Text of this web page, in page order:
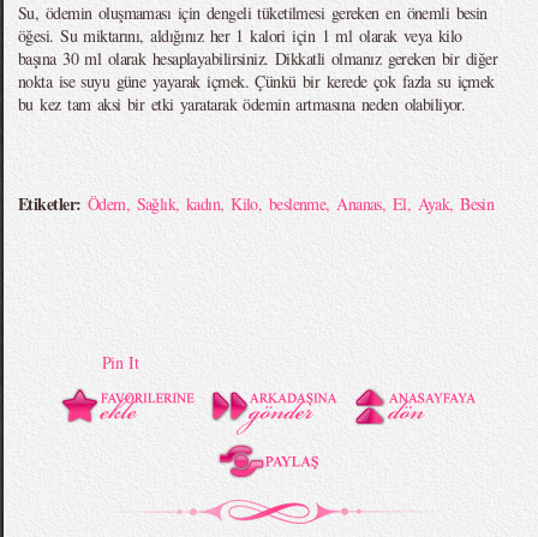
Su, ödemin oluşmaması için dengeli tüketilmesi gereken en önemli besin
öğesi. Su miktarını, aldığınız her 1 kalori için 1 ml olarak veya kilo
başına 30 ml olarak hesaplayabilirsiniz. Dikkatli olmanız gereken bir diğer
nokta ise suyu güne yayarak içmek. Çünkü bir kerede çok fazla su içmek
bu kez tam aksi bir etki yaratarak ödemin artmasına neden olabiliyor.
Etiketler: Ödem, Sağlık,kadın,Kilo, beslenme,Ananas, El, Ayak,Besin
Pin It